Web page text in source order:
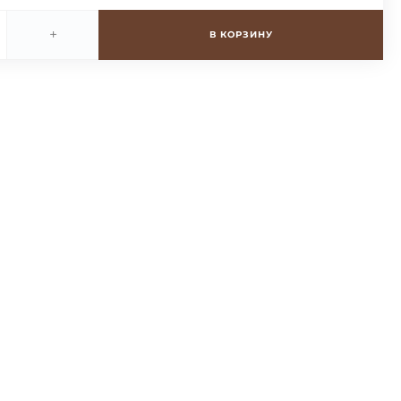
+ В КОРЗИНУ